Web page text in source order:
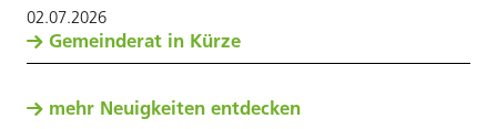
02.07.2026
Gemeinderat in Kürze
mehr Neuigkeiten entdecken